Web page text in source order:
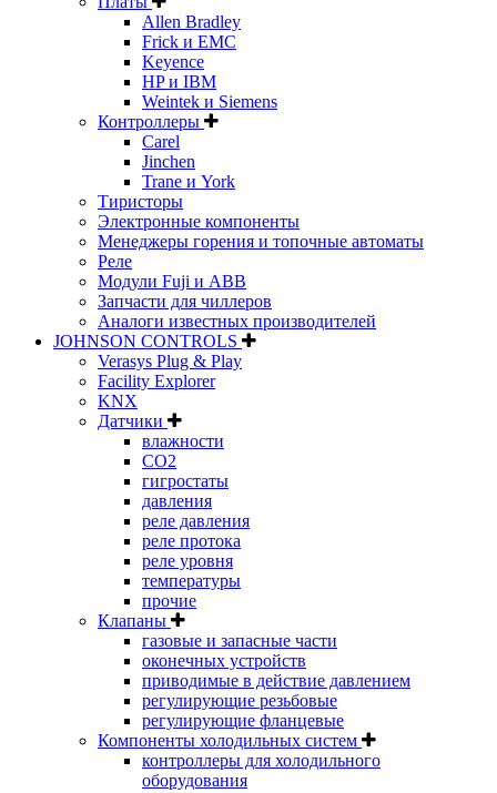
Allen Bradley
Frick и EMC
Keyence
HP и IBM
Weintek и Siemens
Контроллеры
Carel
Jinchen
Trane и York
Тиристоры
Электронные компоненты
Менеджеры горения и топочные автоматы
Реле
Модули Fuji и ABB
Запчасти для чиллеров
Аналоги известных производителей
JOHNSON CONTROLS
Verasys Plug & Play
Facility Explorer
KNX
Датчики
влажности
CO2
гигростаты
давления
реле давления
реле протока
реле уровня
температуры
прочие
Клапаны
газовые и запасные части
оконечных устройств
приводимые в действие давлением
регулирующие резьбовые
регулирующие фланцевые
Компоненты холодильных систем
контроллеры для холодильного
оборудования